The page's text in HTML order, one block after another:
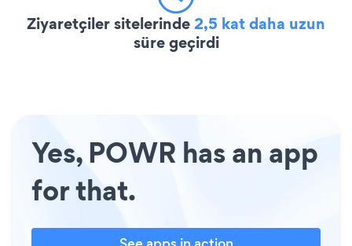
Ziyaretçiler sitelerinde2,5 kat daha uzun
süre geçirdi
Yes, POWR has an app
for that.